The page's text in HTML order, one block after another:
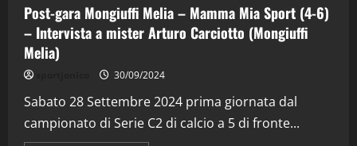
Post-gara Mongiuffi Melia – Mamma Mia Sport (4-6)
– Intervista a mister Arturo Carciotto (Mongiuffi
Melia)
30/09/2024
Sabato 28 Settembre 2024 prima giornata dal
campionato di Serie C2 di calcio a 5 di fronte...
2
“SportEmpire” in Podcast: 29^ Puntata
(Martedi 28 Aprile 2026)
28/04/2026